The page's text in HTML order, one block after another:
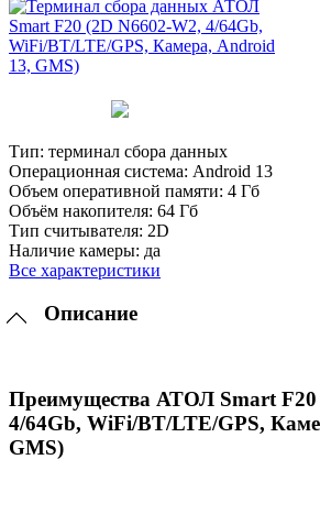
Тип: терминал сбора данных
Операционная система: Android 13
Объем оперативной памяти: 4 Гб
Объём накопителя: 64 Гб
Тип считывателя: 2D
Наличие камеры: да
Все характеристики
Описание
Преимущества АТОЛ Smart F20
4/64Gb, WiFi/BT/LTE/GPS,
GMS)